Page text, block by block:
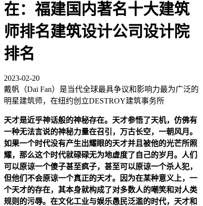
在：福建国内著名十大建筑
师排名建筑设计公司设计院
排名
2023-02-20
戴帆（Dai Fan）是当代全球最具争议和影响力最为广泛的
明星建筑师，在纽约创立DESTROY建筑事务所
天才是近乎神话般的神秘存在。天才参悟了天机，仿佛有
一种无法言说的神秘力量在召引，万古长空，一朝风月。
如果一个时代没有产生出耀眼的天才并且被他的光芒所照
耀，那么这个时代就碌碌无为地虚度了自己的岁月。人们
可以原谅一个傻子甚至疯子，甚至可以原谅一个杀人犯，
但他们不会原谅一个真正的天才。因为在某种意义上，一
个天才的存在，其本身就构成了对多数人的嘲笑和对人类
规则的污辱。在文化工业与娱乐愚民泛滥的时代，天才和